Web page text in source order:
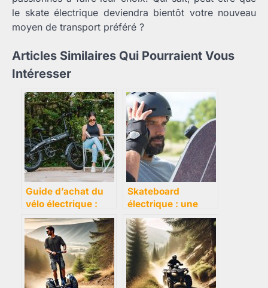
le skate électrique deviendra bientôt votre nouveau
moyen de transport préféré ?
Articles Similaires Qui Pourraient Vous
Intéresser
Guide d’achat du
vélo électrique :
tout ce qu’il faut
savoir
Skateboard
électrique : une
alternative durable
aux transports en
commun ?